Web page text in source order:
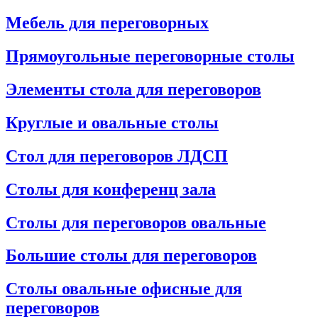
Мебель для переговорных
Прямоугольные переговорные столы
Элементы стола для переговоров
Круглые и овальные столы
Стол для переговоров ЛДСП
Столы для конференц зала
Столы для переговоров овальные
Большие столы для переговоров
Столы овальные офисные для
переговоров